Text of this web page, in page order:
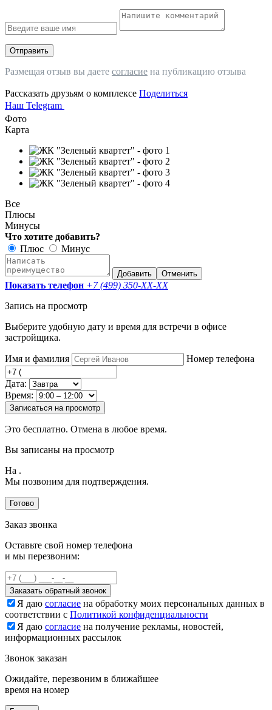
Отправить
Размещая отзыв вы даете согласие на публикацию отзыва
Рассказать друзьям о комплексе Поделиться
Наш Telegram
Фото
Карта
Все
Плюсы
Минусы
Что хотите добавить?
Плюс
Минус
Добавить Отменить
Показать телефон +7 (499) 350-XX-XX
Запись на просмотр
Выберите удобную дату и время для встречи в офисе
застройщика.
Имя и фамилия Номер телефона
Дата:
Время:
Записаться на просмотр
Это бесплатно. Отмена в любое время.
Вы записаны на просмотр
На .
Мы позвоним для подтверждения.
Готово
Заказ звонка
Оставьте свой номер телефона
и мы перезвоним:
Заказать обратный звонок
Я даю согласие на обработку моих персональных данных в
соответствии с Политикой конфиденциальности
Я даю согласие на получение рекламы, новостей,
информационных рассылок
Звонок заказан
Ожидайте, перезвоним в ближайшее
время на номер